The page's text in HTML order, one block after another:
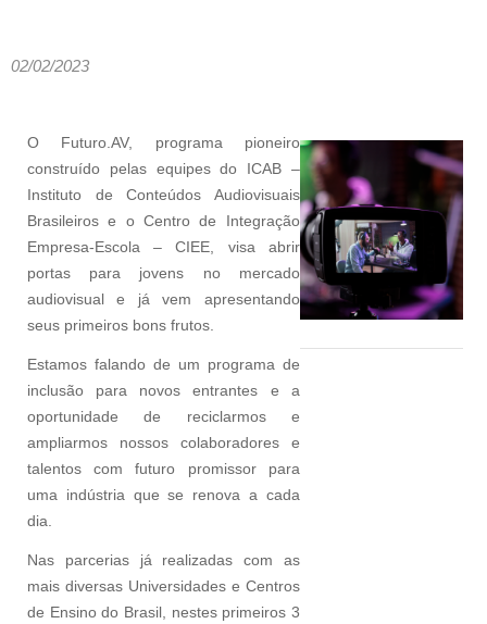
02/02/2023
O Futuro.AV, programa pioneiro
construído pelas equipes do ICAB –
Instituto de Conteúdos Audiovisuais
Brasileiros e o Centro de Integração
Empresa-Escola – CIEE, visa abrir
portas para jovens no mercado
audiovisual e já vem apresentando
seus primeiros bons frutos.
Estamos falando de um programa de
inclusão para novos entrantes e a
oportunidade de reciclarmos e
ampliarmos nossos colaboradores e
talentos com futuro promissor para
uma indústria que se renova a cada
dia.
Nas parcerias já realizadas com as
mais diversas Universidades e Centros
de Ensino do Brasil, nestes primeiros 3